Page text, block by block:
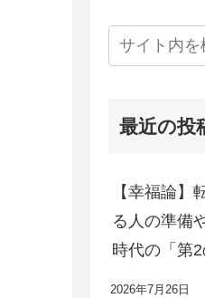
最近の投
【幸福論】
る人の準備
時代の「第
2026年7月26日